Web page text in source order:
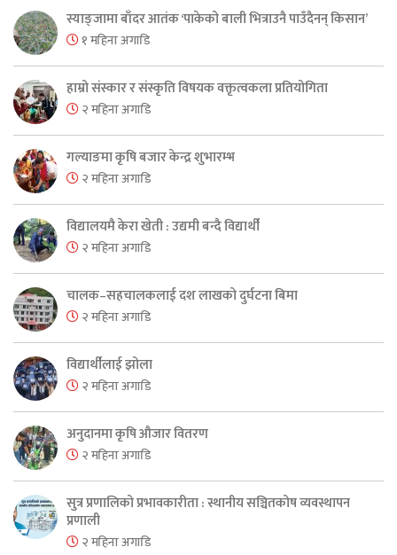
स्याङ्जामा बाँदर आतंक ‘पाकेको बाली भित्राउनै पाउँदैनन् किसान’
१ महिना अगाडि
हाम्रो संस्कार र संस्कृति विषयक वक्तृत्वकला प्रतियोगिता
२ महिना अगाडि
गल्याङमा कृषि बजार केन्द्र शुभारम्भ
२ महिना अगाडि
विद्यालयमै केरा खेती : उद्यमी बन्दै विद्यार्थी
२ महिना अगाडि
चालक–सहचालकलाई दश लाखको दुर्घटना बिमा
२ महिना अगाडि
विद्यार्थीलाई झोला
२ महिना अगाडि
अनुदानमा कृषि औजार वितरण
२ महिना अगाडि
सुत्र प्रणालिको प्रभावकारीता : स्थानीय सञ्चितकोष व्यवस्थापन
प्रणाली
२ महिना अगाडि